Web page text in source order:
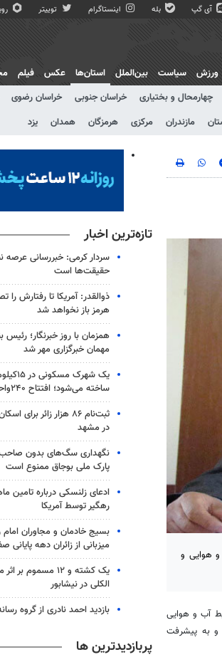
آی گپ بله اینستاگرام توییتر
ورزش سیاست بین‌الملل
استان‌ها
چهارمحال و بختیاری خراسان جنوبی خراسان رضوی
مازندران مرکزی هرمزگان همدان یزد
عکس فیلم
و هوایی و
آب و هوایی
و به پیشرفت
تازه‌ترین اخبار
سردار کرمی: خبررسانی عرصه
حقیقت‌ها است
ذوالقدر: آمریکا تا رفتارش را
هرمز باز نخواهد شد
همزمان با روز خبرنگار؛
مهمان خبرگزاری مهر شد
یک شهرک
ساخته می‌شود؛ افتتاح ۲۴۰واحد مسکن
ثبت‌نام ۸۶ هزار زائر
در مشهد
نگهداری سگ‌های بدون
پارک ملی بوجاق ممنوع است
ادعای زلنسکی درباره تامین
رهگیر توسط آمریکا
بسیج خادمان و مجاوران امام
میزبانی از زائران دهه پایانی
یک کشته و ۱۲ مسموم
الکلی در نیشابور
بازدید احمد نادری از گروه
پربازدیدترین ها